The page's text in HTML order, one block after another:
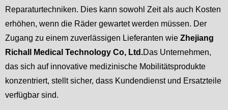
Reparaturtechniken. Dies kann sowohl Zeit als auch Kosten
erhöhen, wenn die Räder gewartet werden müssen. Der
Zugang zu einem zuverlässigen Lieferanten wie Zhejiang
Richall Medical Technology Co, Ltd.Das Unternehmen,
das sich auf innovative medizinische Mobilitätsprodukte
konzentriert, stellt sicher, dass Kundendienst und Ersatzteile
verfügbar sind.